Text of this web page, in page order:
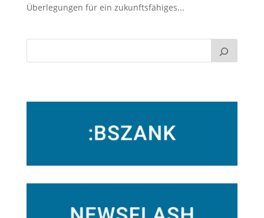
Überlegungen für ein zukunftsfähiges...